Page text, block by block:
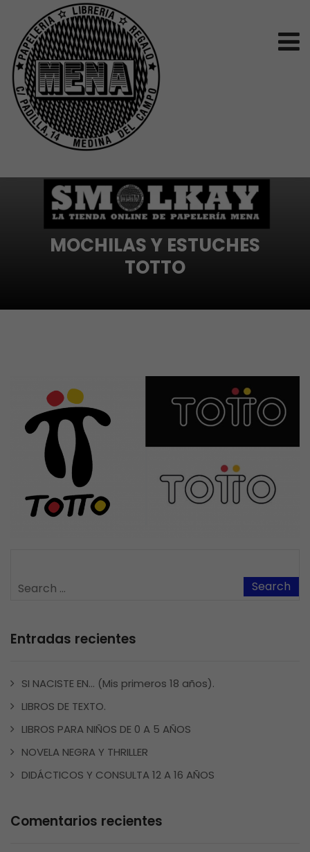
MOCHILAS Y ESTUCHES
TOTTO
Entradas recientes
SI NACISTE EN… (Mis primeros 18 años).
LIBROS DE TEXTO.
LIBROS PARA NIÑOS DE 0 A 5 AÑOS
NOVELA NEGRA Y THRILLER
DIDÁCTICOS Y CONSULTA 12 A 16 AÑOS
Comentarios recientes